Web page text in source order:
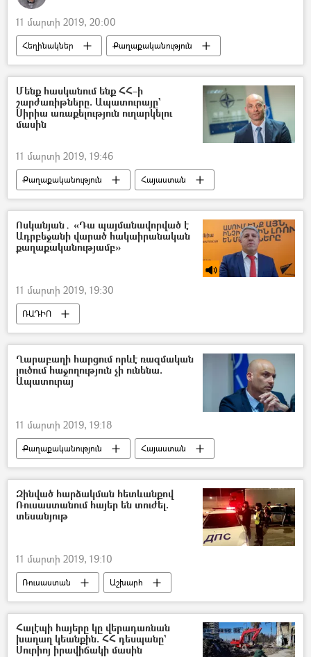
11 մարտի 2019, 20:00
Հեղինակներ
Քաղաքականություն
Հայաստան
ԵԱՀԿ Մինսկի Խումբ
Արմեն Աշոտյան
Նիկոլ Փաշինյան
Նաիրա Զոհրաբյան
Ադրբեջան
Իլհամ Ալիև
Մենք հասկանում ենք ՀՀ–ի
շարժառիթները. Ապատուրայը`
Սիրիա առաքելություն ուղարկելու
մասին
11 մարտի 2019, 19:46
Քաղաքականություն
Հայաստան
ՆԱՏՕ
Սիրիա
Ոսկանյան․ «Դա պայմանավորված է
Ադրբեջանի վարած հակաիրանական
քաղաքականությամբ»
11 մարտի 2019, 19:30
ՌԱԴԻՈ
Իրանի Իսլամական Հանրապետություն
Ադրբեջան
Ղարաբաղի հարցում որևէ ռազմական
լուծում հաջողություն չի ունենա.
Ապատուրայ
11 մարտի 2019, 19:18
Քաղաքականություն Հայաստան
Զինված հարձակման հետևանքով
Ռուսաստանում հայեր են տուժել.
տեսանյութ
11 մարտի 2019, 19:10
Ռուսաստան
Աշխարհ
Պատահարներ
Հայաստան
Հալէպի հայերը կը վերադառնան
խաղաղ կեանքին. ՀՀ դեսպանը`
Սուրիոյ իրավիճակի մասին